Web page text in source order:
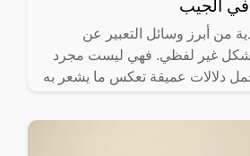
في الجيب
من أبرز وسائل التعبير عن
بشكل غير لفظي. فهي ليست مجرد
دلالات عميقة تعكس ما يشعر به